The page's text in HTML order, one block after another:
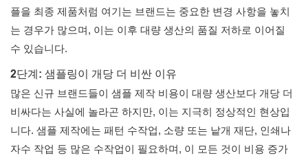
플을 최종 제품처럼 여기는 브랜드는 중요한 변경 사항을 놓치
는 경우가 많으며, 이는 이후 대량 생산의 품질 저하로 이어질
수 있습니다.
2단계: 샘플링이 개당 더 비싼 이유
많은 신규 브랜드들이 샘플 제작 비용이 대량 생산보다 개당 더
비싸다는 사실에 놀라곤 하지만, 이는 지극히 정상적인 현상입
니다. 샘플 제작에는 패턴 수작업, 소량 또는 낱개 재단, 인쇄나
자수 작업 등 많은 수작업이 필요하며, 이 모든 것이 비용 증가